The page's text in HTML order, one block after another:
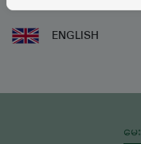
ENGLISH
မေ